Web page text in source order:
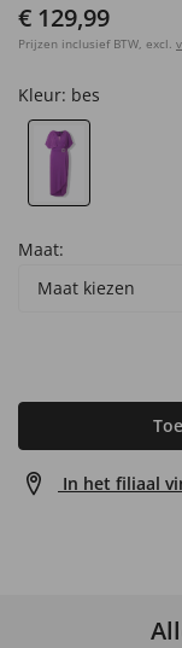
€ 129,99
Prijzen inclusief BTW, excl.
Kleur: bes
Maat:
Maat kiezen
In het filiaal